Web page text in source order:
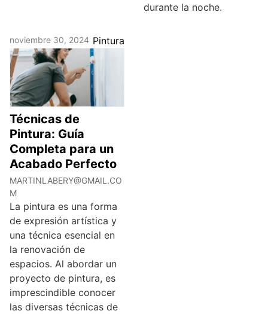
durante la noche.
noviembre 30, 2024 Pintura
Técnicas de
Pintura: Guía
Completa para un
Acabado Perfecto
MARTINLABERY@GMAIL.CO
M
La pintura es una forma
de expresión artística y
una técnica esencial en
la renovación de
espacios. Al abordar un
proyecto de pintura, es
imprescindible conocer
las diversas técnicas de